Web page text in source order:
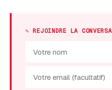
✎ REJOINDRE LA